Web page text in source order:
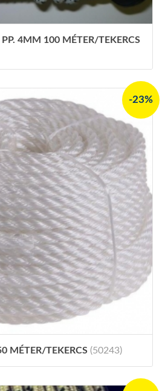
4MM 100 MÉTER/TEKERCS
-23%
MÉTER/TEKERCS (50243)